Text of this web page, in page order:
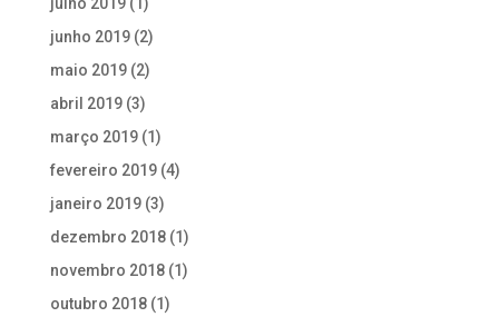
julho 2019(1)
junho 2019(2)
maio 2019(2)
abril 2019(3)
março 2019(1)
fevereiro 2019(4)
janeiro 2019(3)
dezembro 2018(1)
novembro 2018(1)
outubro 2018(1)